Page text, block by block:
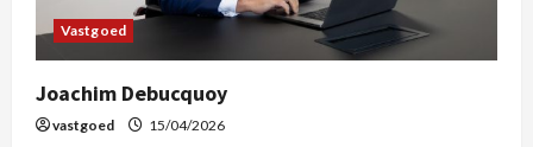
Vastgoed
Joachim Debucquoy
vastgoed 15/04/2026